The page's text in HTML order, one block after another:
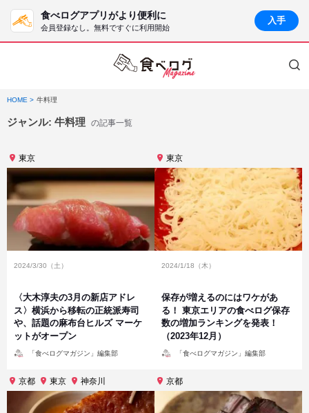
食べログアプリがより便利に
会員登録なし。無料ですぐに利用開始
入手
HOME 牛料理
ジャンル: 牛料理 の記事一覧
東京
2024/3/30（土）
〈大木淳夫の3月の新店アドレ
ス〉横浜から移転の正統派寿司
や、話題の麻布台ヒルズ マーケ
ットがオープン
「食べログマガジン」編集部
東京
2024/1/18（木）
保存が増えるのにはワケがあ
る！ 東京エリアの食べログ保存
数の増加ランキングを発表！
（2023年12月）
「食べログマガジン」編集部
京都 東京 神奈川 京都